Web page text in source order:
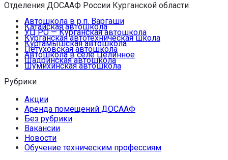
Отделения ДОСААФ России Курганской области
Автошкола в р.п. Варгаши
Катайская автошкола
УЦ РО — Курганская автошкола
Курганская автотехническая школа
Куртамышская автошкола
Петуховская автошкола
Автошкола в селе Целинное
Шадринская автошкола
Шумихинская автошкола
Рубрики
Акции
Аренда помещений ДОСААФ
Без рубрики
Вакансии
Новости
Обучение техническим профессиям